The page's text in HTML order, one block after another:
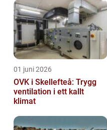
01 juni 2026
OVK i Skellefteå: Trygg
ventilation i ett kallt
klimat